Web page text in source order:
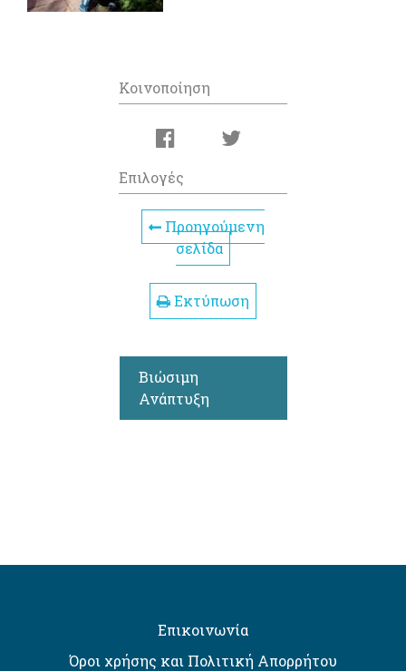
Κοινοποίηση
Επιλογές
Προηγούμενη
σελίδα
Εκτύπωση
Βιώσιμη
Ανάπτυξη
Επικοινωνία
Όροι χρήσης και Πολιτική Απορρήτου